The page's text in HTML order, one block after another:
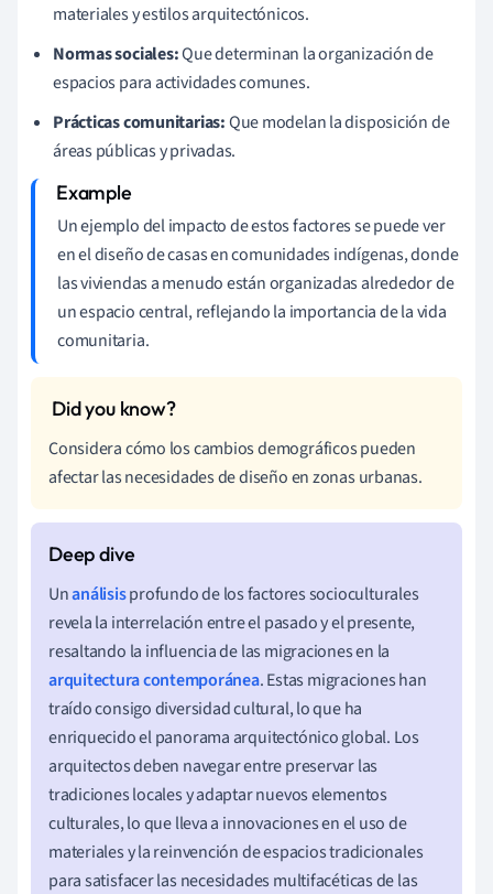
materiales y estilos arquitectónicos.
Normas sociales:Que determinan la organización de
espacios para actividades comunes.
Prácticas comunitarias:Que modelan la disposición de
áreas públicas y privadas.
Un ejemplo del impacto de estos factores se puede ver
en el diseño de casas en comunidades indígenas, donde
las viviendas a menudo están organizadas alrededor de
un espacio central, reflejando la importancia de la vida
comunitaria.
Considera cómo los cambios demográficos pueden
afectar las necesidades de diseño en zonas urbanas.
Unanálisisprofundo de los factores socioculturales
revela la interrelación entre el pasado y el presente,
resaltando la influencia de las migraciones en la
arquitectura contemporánea. Estas migraciones han
traído consigo diversidad cultural, lo que ha
enriquecido el panorama arquitectónico global. Los
arquitectos deben navegar entre preservar las
tradiciones locales y adaptar nuevos elementos
culturales, lo que lleva a innovaciones en el uso de
materiales y la reinvención de espacios tradicionales
para satisfacer las necesidades multifacéticas de las